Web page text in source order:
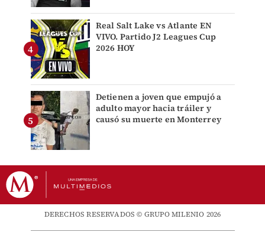
Real Salt Lake vs Atlante EN
VIVO. Partido J2 Leagues Cup
2026 HOY
Detienen a joven que empujó a
adulto mayor hacia tráiler y
causó su muerte en Monterrey
DERECHOS RESERVADOS © GRUPO MILENIO 2026